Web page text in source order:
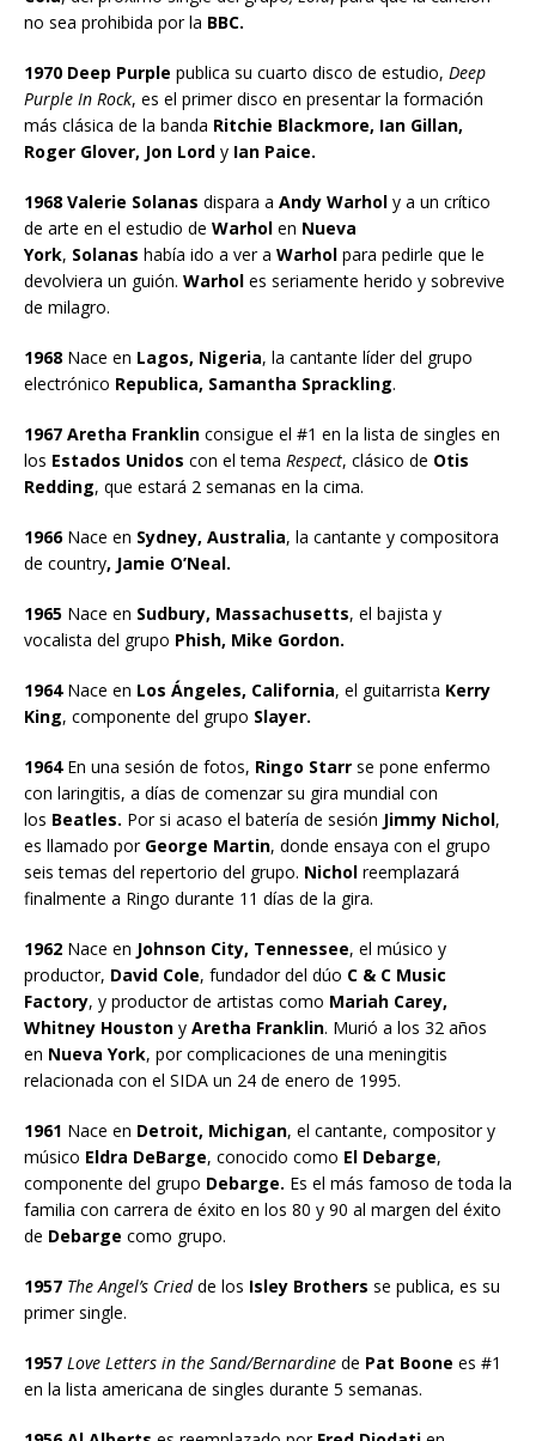
no sea prohibida por la BBC.
1970 Deep Purple publica su cuarto disco de estudio, Deep
Purple In Rock, es el primer disco en presentar la formación
más clásica de la banda Ritchie Blackmore, Ian Gillan,
Roger Glover, Jon Lord y Ian Paice.
1968 Valerie Solanas dispara a Andy Warhol y a un crítico
de arte en el estudio de Warhol en Nueva
York, Solanas había ido a ver a Warhol para pedirle que le
devolviera un guión. Warhol es seriamente herido y sobrevive
de milagro.
1968 Nace en Lagos, Nigeria, la cantante líder del grupo
electrónico Republica, Samantha Sprackling.
1967 Aretha Franklin consigue el #1 en la lista de singles en
los Estados Unidos con el tema Respect, clásico de Otis
Redding, que estará 2 semanas en la cima.
1966Nace en Sydney, Australia, la cantante y compositora
de country, Jamie O’Neal.
1965 Nace en Sudbury, Massachusetts, el bajista y
vocalista del grupo Phish, Mike Gordon.
1964Nace en Los Ángeles, California, el guitarrista Kerry
King, componente del grupo Slayer.
1964En una sesión de fotos, Ringo Starr se pone enfermo
con laringitis, a días de comenzar su gira mundial con
los Beatles. Por si acaso el batería de sesión Jimmy Nichol,
es llamado por George Martin, donde ensaya con el grupo
seis temas del repertorio del grupo. Nichol reemplazará
finalmente a Ringo durante 11 días de la gira.
1962 Nace en Johnson City, Tennessee, el músico y
productor, David Cole, fundador del dúo C & C Music
Factory, y productor de artistas como Mariah Carey,
Whitney Houston y Aretha Franklin. Murió a los 32 años
en Nueva York, por complicaciones de una meningitis
relacionada con el SIDA un 24 de enero de 1995.
1961 Nace en Detroit, Michigan, el cantante, compositor y
músico Eldra DeBarge, conocido como El Debarge,
componente del grupo Debarge. Es el más famoso de toda la
familia con carrera de éxito en los 80 y 90 al margen del éxito
de Debarge como grupo.
1957 The Angel’s Criedde los Isley Brothers se publica, es su
primer single.
1957 Love Letters in the Sand/Bernardine de Pat Boone es #1
en la lista americana de singles durante 5 semanas.